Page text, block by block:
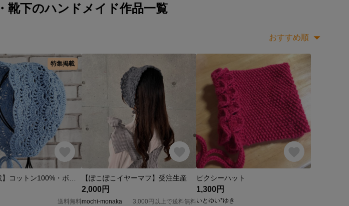
靴下のハンドメイド作品一覧
おすすめ順
特集掲載
送料無料
【ぽこぽこイヤーマフ】受注生産
2,000円
mochi-monaka
3,000円以上で送料無料
ピクシーハット
1,300円
いとゆい*ゆき